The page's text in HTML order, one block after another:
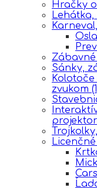
Hračky
Sánky,
zvukom
Cars